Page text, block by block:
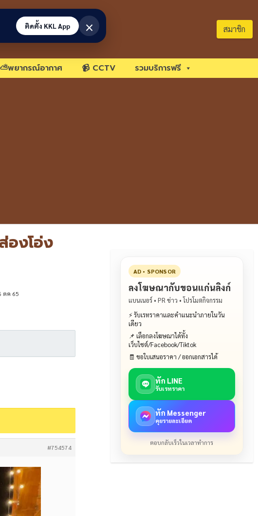
สมาชิก
⛅พยากรณ์อากาศ 📹 CCTV รวมบริการฟรี
องโอ่ง
ตค 65
#754574
AD • SPONSOR
ลงโฆษณากับขอนแก่นลิงก์
แบนเนอร์ • PR ข่าว • โปรโมตกิจกรรม
⚡ รับเรทราคาและคำแนะนำภายในวัน
เดียว
📌 เลือกลงโฆษณาได้ทั้ง
เว็บไซต์/Facebook/Tiktok
🧾 ขอใบเสนอราคา / ออกเอกสารได้
ทัก LINE
รับเรทราคา
ทัก Messenger
คุยรายละเอียด
ตอบกลับเร็วในเวลาทำการ
ติดตั้ง KKL App ×